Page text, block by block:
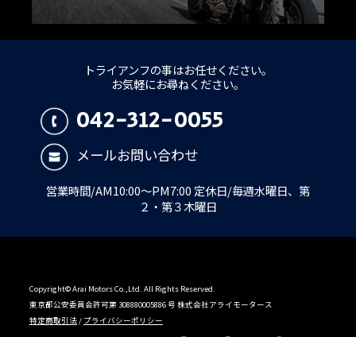
トライアンフの事はお任せください。
お気軽にお尋ねください。
042-312-0055
メールお問い合わせ
営業時間/AM10:00～PM7:00 定休日/毎週水曜日、第
２・第３木曜日
Copyright© Arai Motors Co.,Ltd. All Rights Reserved.
東京都公安委員会許可第 308880005886 号 株式会社アライモータース
特定商取引法/ プライバシーポリシー